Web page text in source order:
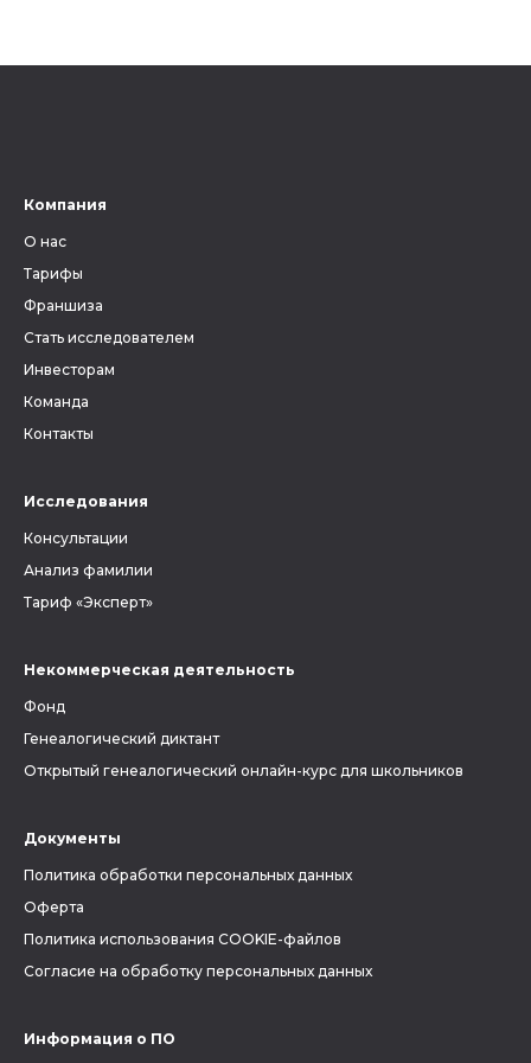
ключевым фактором, без
документы, связанные с
людьми, которых вы ищете.
ли
Компания
О нас
Тарифы
Франшиза
Стать исследователем
Инвесторам
Команда
Контакты
Исследования
Консультации
Анализ фамилии
Тариф «Эксперт»
Некоммерческая деятельность
Фонд
Генеалогический диктант
Открытый генеалогический онлайн-курс для школьников
Документы
Политика обработки персональных данных
Оферта
Политика использования COOKIE-файлов
Согласие на обработку персональных данных
Информация о ПО